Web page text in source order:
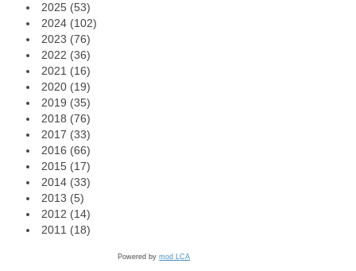
2025 (53)
2024 (102)
2023 (76)
2022 (36)
2021 (16)
2020 (19)
2019 (35)
2018 (76)
2017 (33)
2016 (66)
2015 (17)
2014 (33)
2013 (5)
2012 (14)
2011 (18)
Powered bymod LCA